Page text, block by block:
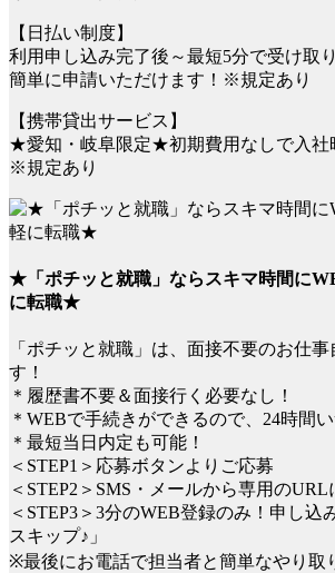
【日払い制度】
利用申し込み完了後～最短5分で受け取
簡単に申請いただけます！※規定あり
【携帯貸出サービス】
★愛知・岐阜限定★初期費用なしで入社
※規定あり
★「ポチッと就職」ならスキマ時間に
に転職★
「ポチッと就職」は、面接不要のお仕
す！
＊履歴書不要＆面接行く必要なし！
＊WEBで手続きができるので、24時間
＊最短当日内定も可能！
＜STEP1＞応募ボタンよりご応募
＜STEP2＞SMS・メールから専用のURL
＜STEP3＞3分のWEB登録のみ！申し込
スキップ♪」
※最後にお電話で担当者と簡単なやり取